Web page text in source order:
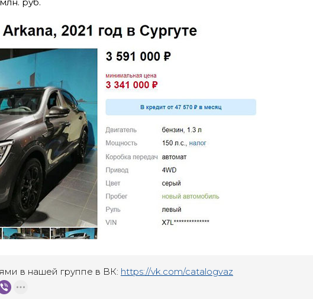
в нашей группе в ВК: https://vk.com/catalogvaz